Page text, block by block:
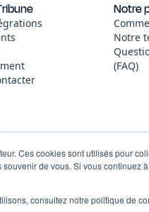
Ces cookies sont utilisés pour
de vous. Si vous
consultez notre politique de
Notre
Notre
(FAQ)
les informations
client